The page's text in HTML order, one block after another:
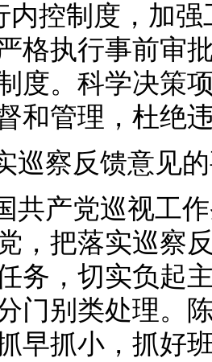
内控制度，加
格执行事前审
度。科学决策
和管理，杜绝
巡察反馈意见
共产党巡视工
，把落实巡察
务，切实负起
门别类处理。
早抓小，抓好